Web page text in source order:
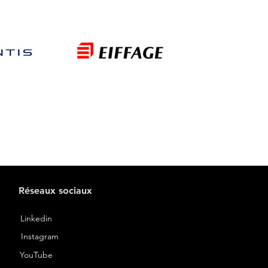
Réseaux sociaux
Linkedin
Instagram
YouTube